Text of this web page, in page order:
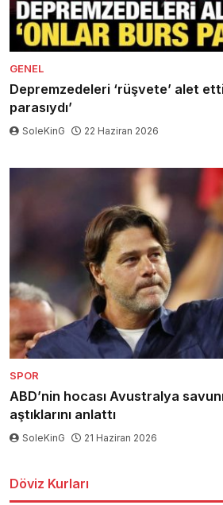
GENEL
Depremzedeleri ‘rüşvete’ alet
parasıydı’
SoleKinG 22 Haziran 2026
SPOR
ABD’nin hocası Avustralya
aştıklarını anlattı
SoleKinG 21 Haziran 2026
Döviz Kurları